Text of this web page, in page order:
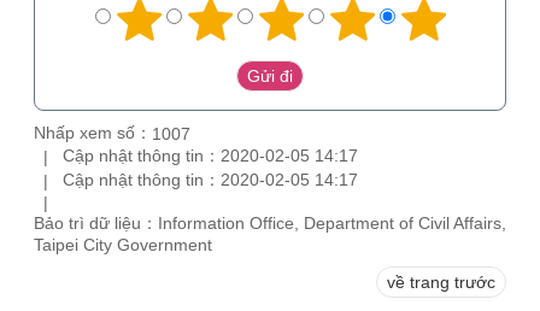
Nhấp xem số： 1007
Cập nhật thông tin：2020-02-05 14:17
Cập nhật thông tin：2020-02-05 14:17
Bảo trì dữ liệu：Information Office, Department of Civil Affairs,
Taipei City Government
về trang trước